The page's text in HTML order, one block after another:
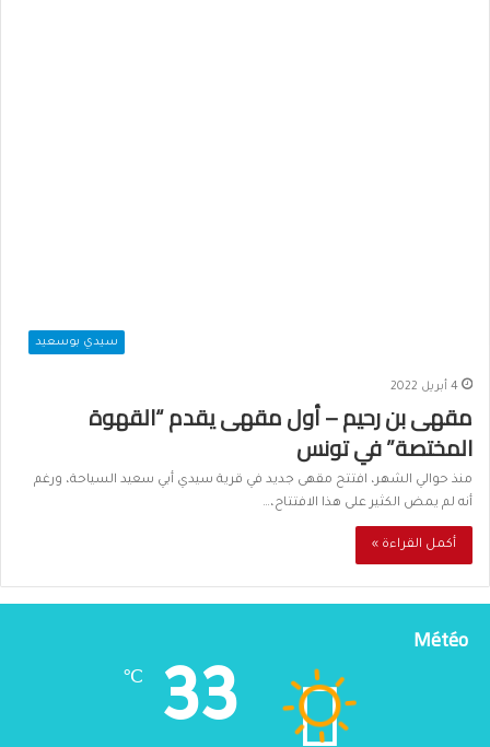
سيدي بوسعيد
4 أبريل 2022
مقهى بن رحيم – أول مقهى يقدم “القهوة
المختصة” في تونس
منذ حوالي الشهر، افتتح مقهى جديد في قرية سيدي أبي سعيد السياحة، ورغم
أنه لم يمض الكثير على هذا الافتتاح،…
أكمل القراءة »
Météo
33
℃